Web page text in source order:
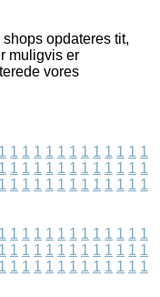
opdateres tit,
muligvis er
vores
1 1 1 1 1 1 1 1 1 1 1 1 1
1 1 1 1 1 1 1 1 1 1 1 1 1
1 1 1 1 1 1 1 1 1 1 1 1 1
1 1 1 1 1 1 1 1 1 1 1 1 1
1 1 1 1 1 1 1 1 1 1 1 1 1
1 1 1 1 1 1 1 1 1 1 1 1 1